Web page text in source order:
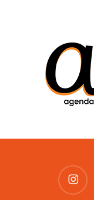
instagram